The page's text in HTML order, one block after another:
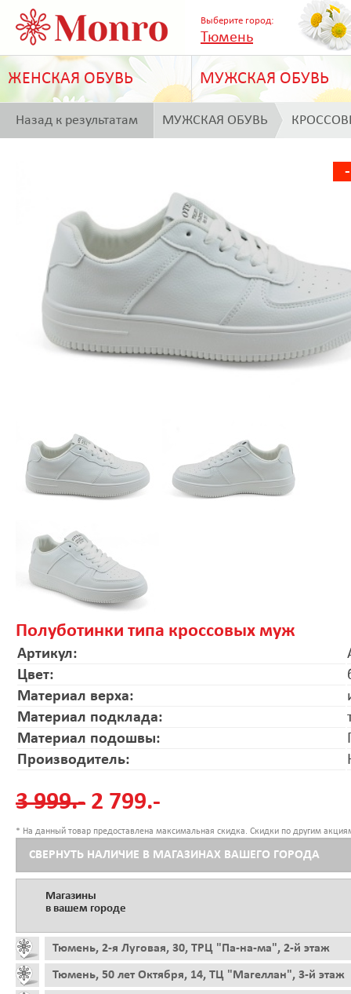
Выберите город:
Тюмень
ЖЕНСКАЯ ОБУВЬ МУЖСКАЯ ОБУВЬ
Назад к результатам МУЖСКАЯ ОБУВЬ
Полуботинки типа кроссовых муж
Артикул:
Цвет:
Материал верха:
Материал подклада:
Материал подошвы:
Производитель:
3 999.- 2 799.-
* На данный товар предоставлена максимальная скидка. Скидки по другим
СВЕРНУТЬ НАЛИЧИЕ В МАГАЗИНАХ ВАШЕГО ГОРОДА
Магазины
в вашем городе
Тюмень, 2-я Луговая, 30, ТРЦ "Па-на-ма", 2-й этаж
Тюмень, 50 лет Октября, 14, ТЦ "Магеллан", 3-й этаж